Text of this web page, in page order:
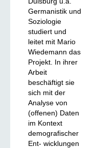
Germanistik und
Soziologie
studiert und
leitet mit Mario
Wiedemann das
Projekt. In ihrer
Arbeit
beschäftigt sie
sich mit der
Analyse von
(offenen) Daten
im Kontext
demografischer
Ent- wicklungen